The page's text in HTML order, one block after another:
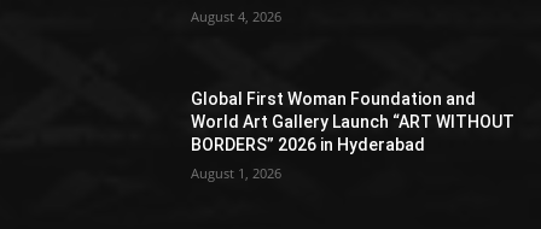
August 4, 2026
Global First Woman Foundation and
World Art Gallery Launch “ART WITHOUT
BORDERS” 2026 in Hyderabad
August 1, 2026